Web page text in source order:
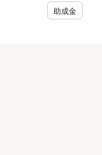
助成金